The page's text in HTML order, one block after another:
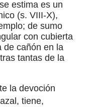
estima es un
(s. VIII-X),
de sumo
con cubierta
de cañón en la
tantas de la
la devoción
tiene,